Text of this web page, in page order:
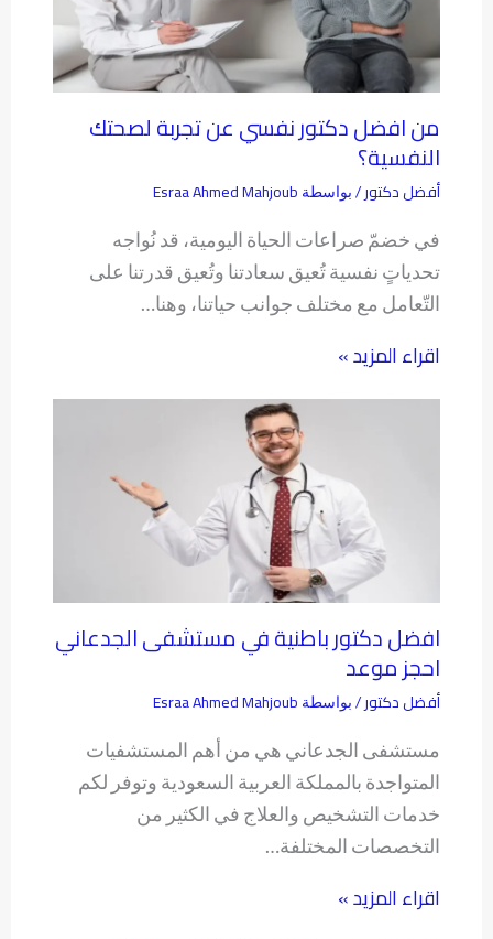
من افضل دكتور نفسي عن تجربة لصحتك
النفسية؟
أفضل دكتور/ بواسطة Esraa Ahmed Mahjoub
في خضمّ صراعات الحياة اليومية، قد نُواجه
تحدياتٍ نفسية تُعيق سعادتنا وتُعيق قدرتنا على
التّعامل مع مختلف جوانب حياتنا، وهنا…
اقراء المزيد »
افضل دكتور باطنية في مستشفى الجدعاني
احجز موعد
أفضل دكتور/ بواسطة Esraa Ahmed Mahjoub
مستشفى الجدعاني هي من أهم المستشفيات
المتواجدة بالمملكة العربية السعودية وتوفر لكم
خدمات التشخيص والعلاج في الكثير من
التخصصات المختلفة…
اقراء المزيد »